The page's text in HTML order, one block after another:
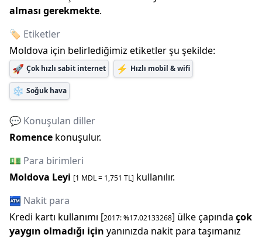
alması gerekmekte.
🏷️ Etiketler
Moldova için belirlediğimiz etiketler şu şekilde:
🚀 Çok hızlı sabit internet ⚡ Hızlı mobil & wifi
❄️ Soğuk hava
💬 Konuşulan diller
Romence konuşulur.
💵 Para birimleri
Moldova Leyi [1 MDL= 1,751 TL] kullanılır.
🏧 Nakit para
Kredi kartı kullanımı [2017: %17.02133268] ülke çapında çok
yaygın olmadığı için yanınızda nakit para taşımanız